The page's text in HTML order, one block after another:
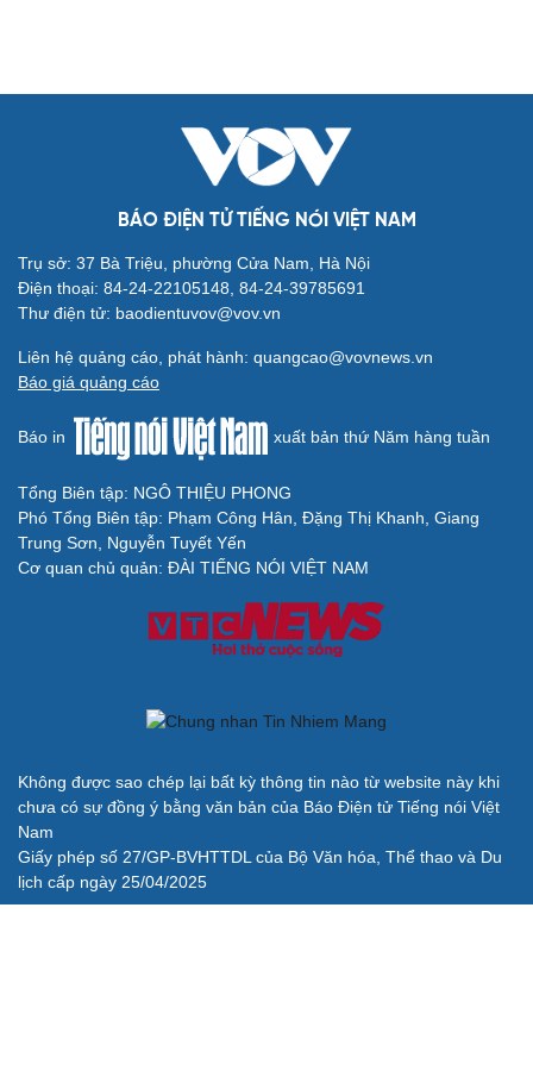
Văn học
Âm nhạc
Di sản
Giải trí
Nghệ sĩ
Thời trang
Sao Việt
Du lịch
Tư vấn
Săn Tour
check-in
Câu chuyện thời sự
Cửa sổ tình yêu
Hạt giống tâm hồn
Cải chính
BÁO ĐIỆN TỬ TIẾNG NÓI VIỆT NAM
Trụ sở: 37 Bà Triệu, phường Cửa Nam, Hà Nội
Điện thoại: 84-24-22105148, 84-24-39785691
Thư điện tử: baodientuvov@vov.vn
Liên hệ quảng cáo, phát hành: quangcao@vovnews.vn
Báo giá quảng cáo
Báo in xuất bản thứ Năm hàng tuần
Tổng Biên tập: NGÔ THIỆU PHONG
Phó Tổng Biên tập: Phạm Công Hân, Đặng Thị Khanh, Giang
Trung Sơn, Nguyễn Tuyết Yến
Cơ quan chủ quản: ĐÀI TIẾNG NÓI VIỆT NAM
Không được sao chép lại bất kỳ thông tin nào từ website này khi
chưa có sự đồng ý bằng văn bản của Báo Điện tử Tiếng nói Việt
Nam
Giấy phép số 27/GP-BVHTTDL của Bộ Văn hóa, Thể thao và Du
lịch cấp ngày 25/04/2025